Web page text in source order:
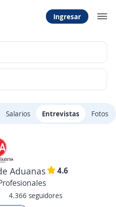
Ingresar
Salarios Entrevistas Fotos
Aduanas
4.6
4.366 seguidores